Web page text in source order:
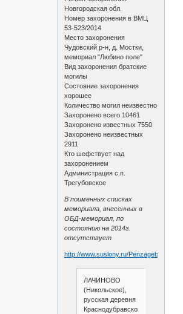
Новгородская обл.
Номер захоронения в ВМЦ
53-523/2014
Место захоронения
Чудовский р-н, д. Мостки,
мемориал "Любино поле"
Вид захоронения братские
могилы
Состояние захоронения
хорошее
Количество могил неизвестно
Захоронено всего 10461
Захоронено известных 7550
Захоронено неизвестных
2911
Кто шефствует над
захоронением
Администрация с.п.
Трегубовское
В поименных списках
мемориала, внесенных в
ОБД-мемориал, по
состоянию на 2014г.
отсутствует
http://www.suslony.ru/Penzagebiet/
ЛАЧИНОВО
(Никольское),
русская деревня
Краснодубравского